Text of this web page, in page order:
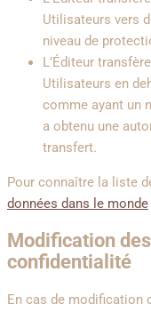
Utilisateurs vers
niveau de
L’Éditeur
Utilisateurs en
comme ayant un
a obtenu une
transfert.
Pour connaître la liste
données dans le monde
Modification
confidentialité
En cas de modification